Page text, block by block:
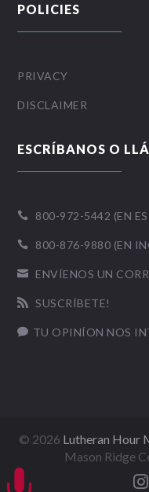
POLICIES
PRIVACY
DISCLAIMER
ESCRÍBANOS O
 800-972-5442 (EN
 800-876-9880 (EN
 ENVÍENOS UN
 SUSCRÍBETE!
 TU OPINÍON NOS
© 2026 Lutheran Hour
Mason Ridge
